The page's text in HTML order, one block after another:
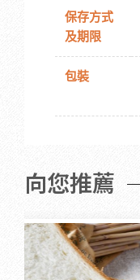
保存方式
及期限
包裝
向您推薦